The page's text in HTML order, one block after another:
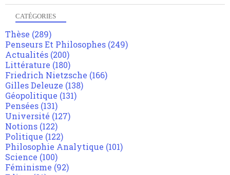
CATÉGORIES
Thèse (289)
Penseurs Et Philosophes (249)
Actualités (200)
Littérature (180)
Friedrich Nietzsche (166)
Gilles Deleuze (138)
Géopolitique (131)
Pensées (131)
Université (127)
Notions (122)
Politique (122)
Philosophie Analytique (101)
Science (100)
Féminisme (92)